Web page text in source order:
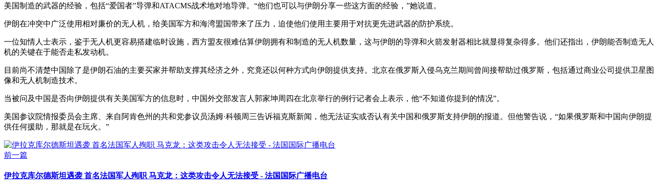
美国制造的武器的经验，包括“爱国者”导弹和ATACMS战术地对地导弹。“他们也可以与伊朗分享一些这方面的经验，”她说道。
伊朗在冲突中广泛使用相对廉价的无人机，给美国军方和海湾盟国带来了压力，迫使他们使用主要用于对抗更先进武器的防护系统。
一位知情人士表示，鉴于无人机更容易搭建临时设施，西方盟友很难估算伊朗拥有和制造的无人机数量，这与伊朗的导弹和火箭发射器相比就显得复杂得多。他们还指出，伊朗能否制造无人
机的关键在于能否走私发动机。
目前尚不清楚中国除了是伊朗石油的主要买家并帮助支撑其经济之外，究竟还以何种方式向伊朗提供支持。北京在俄罗斯入侵乌克兰期间曾间接帮助过俄罗斯，包括通过商业公司提供卫星图
像和无人机制造技术。
当被问及中国是否向伊朗提供有关美国军方的信息时，中国外交部发言人郭家坤周四在北京举行的例行记者会上表示，他“不知道你提到的情况”。
美国参议院情报委员会主席、来自阿肯色州的共和党参议员汤姆·科顿周三告诉福克斯新闻，他无法证实或否认有关中国和俄罗斯支持伊朗的报道。但他警告说，“如果俄罗斯和中国向伊朗提
供任何援助，那就是在玩火。”
前一篇
伊拉克库尔德斯坦遇袭 首名法国军人殉职 马克龙：这类攻击令人无法接受 - 法国国际广播电台